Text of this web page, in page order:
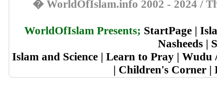
� WorldOfIslam.info 2002 - 2024 /
WorldOfIslam Presents; StartPage|
Nasheeds |
Islam and Science | Learn to Pray | Wudu
| Children's Corner|